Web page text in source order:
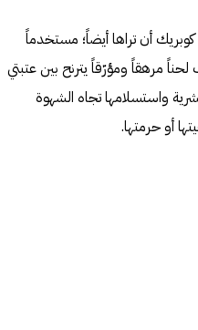
كوبريك أن تراها أيضاً؛ مستخدماً
لحناً مرهقاً ومؤرّقاً يترنح بين عتبتي
واستسلامها تجاه الشهوة
أو حرمتها.